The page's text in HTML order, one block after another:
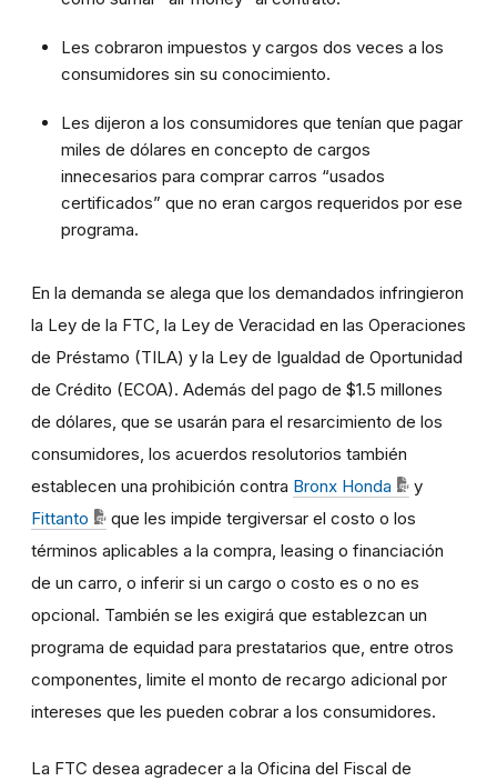
Les cobraron impuestos y cargos dos veces a los
consumidores sin su conocimiento.
Les dijeron a los consumidores que tenían que pagar
miles de dólares en concepto de cargos
innecesarios para comprar carros “usados
certificados” que no eran cargos requeridos por ese
programa.
En la demanda se alega que los demandados infringieron
la Ley de la FTC, la Ley de Veracidad en las Operaciones
de Préstamo (TILA) y la Ley de Igualdad de Oportunidad
de Crédito (ECOA). Además del pago de $1.5 millones
de dólares, que se usarán para el resarcimiento de los
consumidores, los acuerdos resolutorios también
establecen una prohibición contra Bronx Honda
y
Fittanto
que les impide tergiversar el costo o los
términos aplicables a la compra, leasing o financiación
de un carro, o inferir si un cargo o costo es o no es
opcional. También se les exigirá que establezcan un
programa de equidad para prestatarios que, entre otros
componentes, limite el monto de recargo adicional por
intereses que les pueden cobrar a los consumidores.
La FTC desea agradecer a la Oficina del Fiscal de